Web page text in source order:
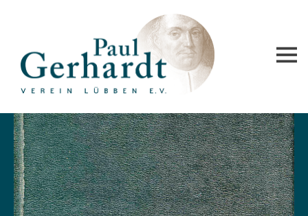
Paul-Gerhardt-Verein Lübben e.V.